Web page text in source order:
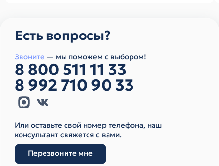
Есть вопросы?
Звоните — мы поможем с выбором!
8 800 511 11 33
8 992 710 90 33
Или оставьте свой номер телефона, наш
консультант свяжется с вами.
Перезвоните мне